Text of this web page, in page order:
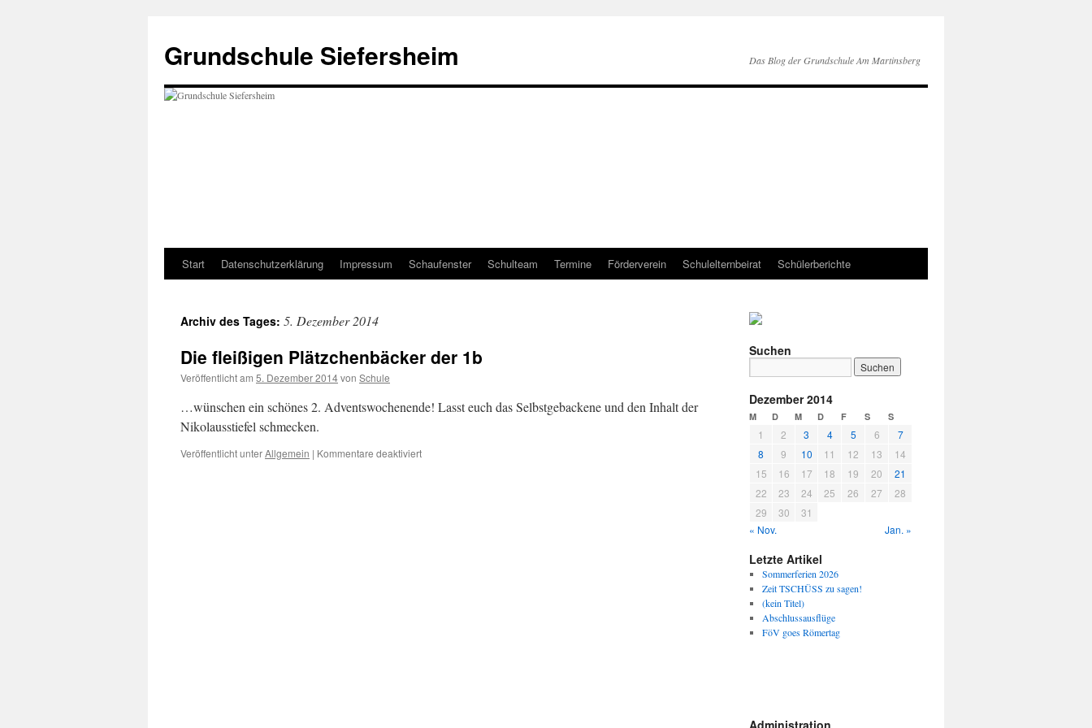
springen
Grundschule Siefersheim Das Blog der Grundschule Am Martinsberg
Start Datenschutzerklärung Impressum Schaufenster Schulteam Termine Förderverein Schulelternbeirat Schülerberichte
Archiv des Tages: 5. Dezember 2014
Die fleißigen Plätzchenbäcker der 1b
Veröffentlicht am 5. Dezember 2014von Schule
…wünschen ein schönes 2. Adventswochenende! Lasst euch das Selbstgebackene und den Inhalt der
Nikolausstiefel schmecken.
Veröffentlicht unterAllgemein | Kommentare deaktiviertfür
Suchen
Dezember 2014
M D M D F S S
1 2 3 4 5 6
7
8
9 10 11 12 13
14
15
16 17 18 19 20
21
22
23 24 25 26 27
28
29
30
31
« Nov.
Jan. »
Letzte Artikel
Sommerferien 2026
Zeit TSCHÜSS zu sagen!
(kein Titel)
Abschlussausflüge
FöV goes Römertag
Administration